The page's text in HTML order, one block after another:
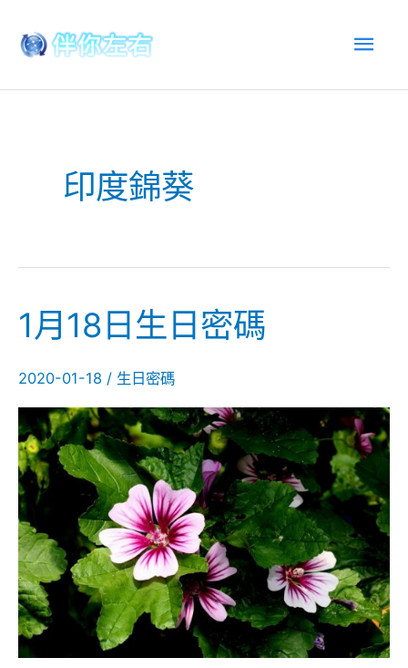
容
主
選
印度錦葵
1月18日生日密碼
2020-01-18 / 生日密碼
1
18
生
日
密
碼